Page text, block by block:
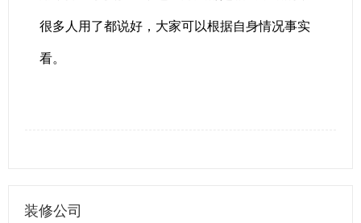
很多人用了都说好，大家可以根据自身情况事实
看。
装修公司